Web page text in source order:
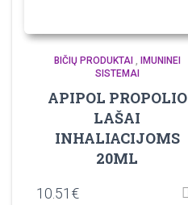
BIČIŲ PRODUKTAI ,
IMUNINEI
SISTEMAI
APIPOL PROPOLIO
LAŠAI
INHALIACIJOMS
20ML
10.51 €